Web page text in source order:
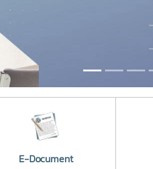
E-Document